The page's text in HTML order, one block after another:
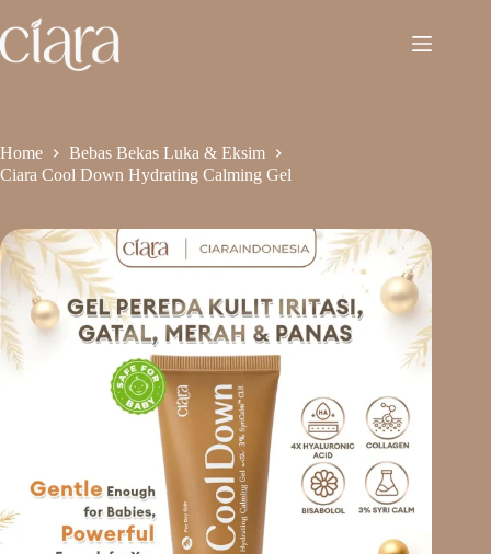
Home
Bebas Bekas Luka & Eksim
Ciara Cool Down Hydrating Calming Gel